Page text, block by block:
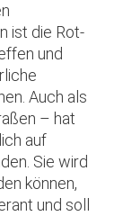
ist die Rot-
und
Auch als
– hat
auf
Sie wird
können,
und soll